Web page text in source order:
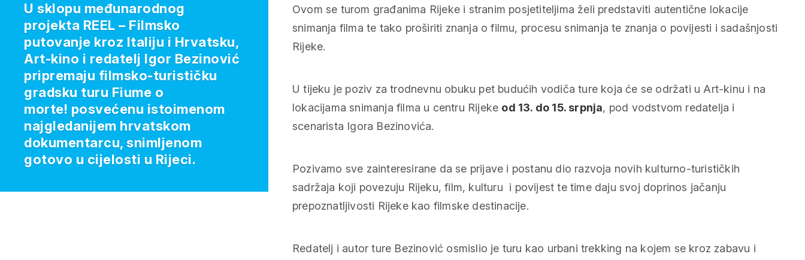
Ovom se turom građanima Rijeke i stranim posjetiteljima želi predstaviti autentične lokacije
snimanja filma te tako proširiti znanja o filmu, procesu snimanja te znanja o povijesti i sadašnjosti
Rijeke.
U tijeku je poziv za trodnevnu obuku pet budućih vodiča ture koja će se održati u Art-kinu i na
lokacijama snimanja filma u centru Rijeke od 13. do 15. srpnja, pod vodstvom redatelja i
scenarista Igora Bezinovića.
Pozivamo sve zainteresirane da se prijave i postanu dio razvoja novih kulturno-turističkih
sadržaja koji povezuju Rijeku, film, kulturu i povijest te time daju svoj doprinos jačanju
prepoznatljivosti Rijeke kao filmske destinacije.
Redatelj i autor ture Bezinović osmislio je turu kao urbani trekking na kojem se kroz zabavu i
U sklopu međunarodnog
projekta REEL – Filmsko
putovanje kroz Italiju i Hrvatsku,
Art-kino i redatelj Igor Bezinović
pripremaju filmsko-turističku
gradsku turu Fiume o
morte! posvećenu istoimenom
najgledanijem hrvatskom
dokumentarcu, snimljenom
gotovo u cijelosti u Rijeci.